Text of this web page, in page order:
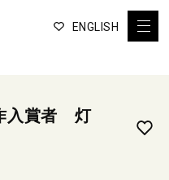
ENGLISH
入賞者 灯